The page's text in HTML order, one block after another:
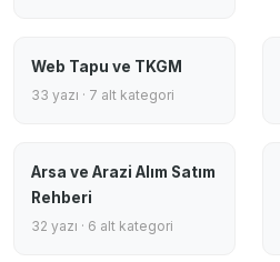
Web Tapu ve TKGM
33 yazı · 7 alt kategori
Arsa ve Arazi Alım Satım
Rehberi
32 yazı · 6 alt kategori